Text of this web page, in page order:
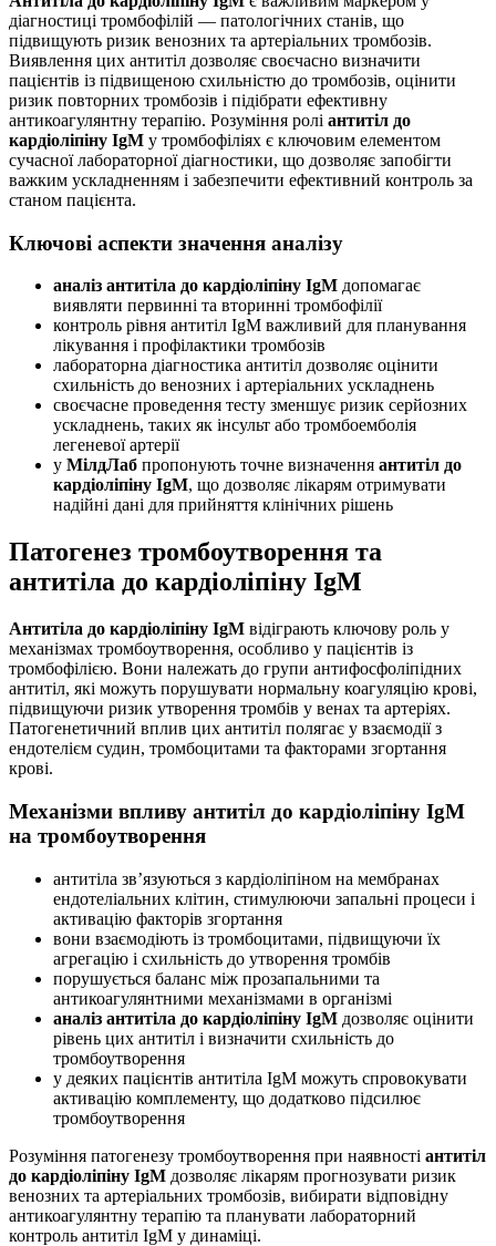
діагностиці тромбофілій — патологічних станів, що
підвищують ризик венозних та артеріальних тромбозів.
Виявлення цих антитіл дозволяє своєчасно визначити
пацієнтів із підвищеною схильністю до тромбозів, оцінити
ризик повторних тромбозів і підібрати ефективну
антикоагулянтну терапію. Розуміння ролі антитіл до
кардіоліпіну IgM у тромбофіліях є ключовим елементом
сучасної лабораторної діагностики, що дозволяє запобігти
важким ускладненням і забезпечити ефективний контроль за
станом пацієнта.
Ключові аспекти значення аналізу
аналіз антитіла до кардіоліпіну IgM допомагає
виявляти первинні та вторинні тромбофілії
контроль рівня антитіл IgM важливий для планування
лікування і профілактики тромбозів
лабораторна діагностика антитіл дозволяє оцінити
схильність до венозних і артеріальних ускладнень
своєчасне проведення тесту зменшує ризик серйозних
ускладнень, таких як інсульт або тромбоемболія
легеневої артерії
у МілдЛаб пропонують точне визначення антитіл до
кардіоліпіну IgM, що дозволяє лікарям отримувати
надійні дані для прийняття клінічних рішень
Патогенез тромбоутворення та
антитіла до кардіоліпіну IgM
Антитіла до кардіоліпіну IgM відіграють ключову роль у
механізмах тромбоутворення, особливо у пацієнтів із
тромбофілією. Вони належать до групи антифосфоліпідних
антитіл, які можуть порушувати нормальну коагуляцію крові,
підвищуючи ризик утворення тромбів у венах та артеріях.
Патогенетичний вплив цих антитіл полягає у взаємодії з
ендотелієм судин, тромбоцитами та факторами згортання
крові.
Механізми впливу антитіл до кардіоліпіну IgM
на тромбоутворення
антитіла зв’язуються з кардіоліпіном на мембранах
ендотеліальних клітин, стимулюючи запальні процеси і
активацію факторів згортання
вони взаємодіють із тромбоцитами, підвищуючи їх
агрегацію і схильність до утворення тромбів
порушується баланс між прозапальними та
антикоагулянтними механізмами в організмі
аналіз антитіла до кардіоліпіну IgM дозволяє оцінити
рівень цих антитіл і визначити схильність до
тромбоутворення
у деяких пацієнтів антитіла IgM можуть спровокувати
активацію комплементу, що додатково підсилює
тромбоутворення
Розуміння патогенезу тромбоутворення при наявності антитіл
до кардіоліпіну IgM дозволяє лікарям прогнозувати ризик
венозних та артеріальних тромбозів, вибирати відповідну
антикоагулянтну терапію та планувати лабораторний
контроль антитіл IgM у динаміці.